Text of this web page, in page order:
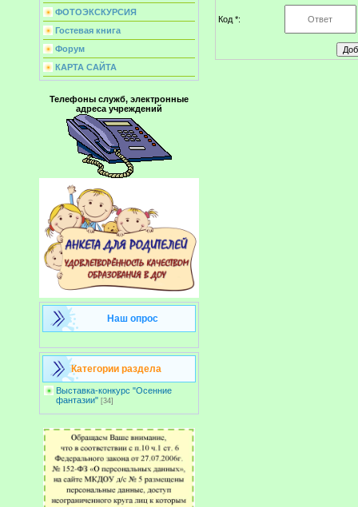
ФОТОЭКСКУРСИЯ
Гостевая книга
Форум
КАРТА САЙТА
Телефоны служб, электронные
адреса учреждений
Наш опрос
Категории раздела
Выставка-конкурс "Осенние
фантазии" [34]
Код *: